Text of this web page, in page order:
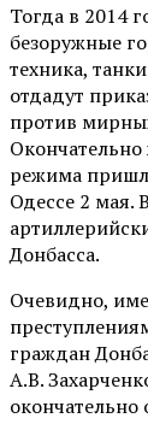
Тогда в 2014
безоружные
техника,
отдадут
против
режима
Одессе 2 мая.
Донбасса.
Очевидно,
граждан
А.В.